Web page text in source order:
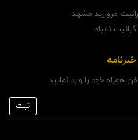
مروارید مشهد
تایباد
همراه خود را وارد نمایید: